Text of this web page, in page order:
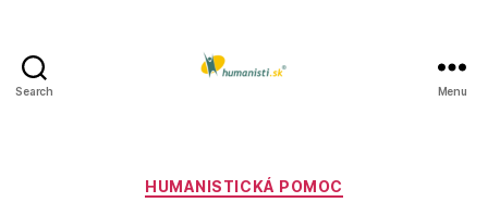
Search Menu
Kategórie
HUMANISTICKÁ POMOC